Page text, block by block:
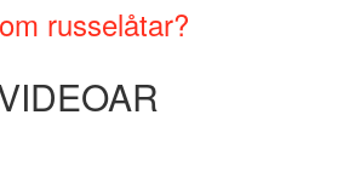
russelåtar?